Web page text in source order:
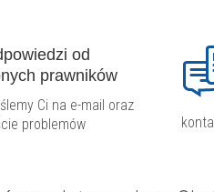
od
prawników
Ci na e-mail oraz
problemów